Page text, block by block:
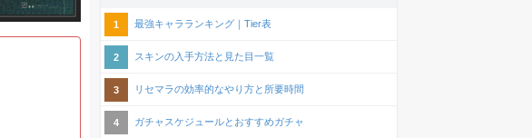
最強キャラランキング｜Tier表
スキンの入手方法と見た目一覧
リセマラの効率的なやり方と所要時間
ガチャスケジュールとおすすめガチャ